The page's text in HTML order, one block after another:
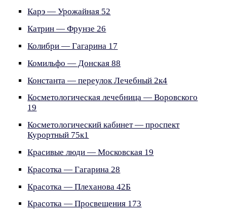
Карэ — Урожайная 52
Катрин — Фрунзе 26
Колибри — Гагарина 17
Комильфо — Донская 88
Константа — переулок Лечебный 2к4
Косметологическая лечебница — Воровского
19
Косметологический кабинет — проспект
Курортный 75к1
Красивые люди — Московская 19
Красотка — Гагарина 28
Красотка — Плеханова 42Б
Красотка — Просвещения 173